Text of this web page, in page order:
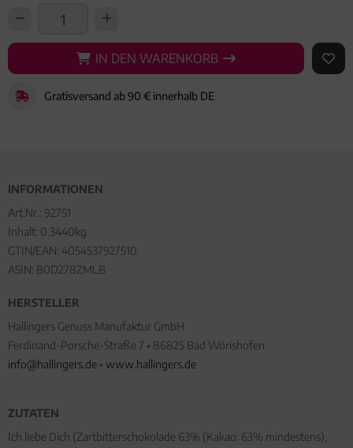
IN DEN WARENKORB
IN DEN WARENKORB AUF
Gratisversand ab 90 € innerhalb DE
INFORMATIONEN
Art.Nr.: 92751
Inhalt: 0.3440kg
GTIN/EAN: 4054537927510
ASIN: B0D278ZMLB
HERSTELLER
Hallingers Genuss Manufaktur GmbH
Ferdinand-Porsche-Straße 7 • 86825 Bad Wörishofen
info@hallingers.de • www.hallingers.de
ZUTATEN
Ich liebe Dich (Zartbitterschokolade 63% (Kakao: 63% mindestens),